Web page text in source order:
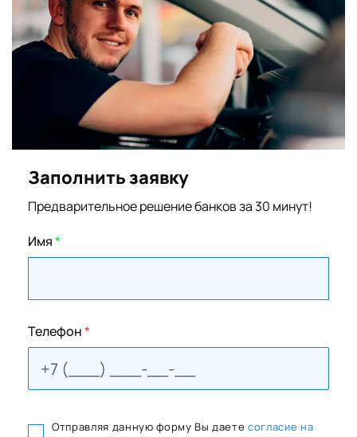
Заполнить заявку
Предварительное решение банков за 30 минут!
Имя*
Телефон*
Отправляя данную форму Вы даете согласие на